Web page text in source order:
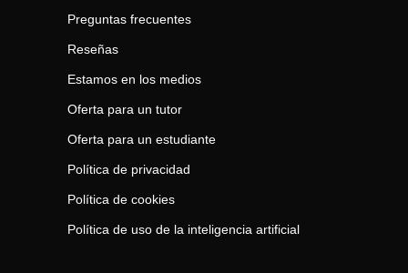
Preguntas frecuentes
Reseñas
Estamos en los medios
Oferta para un tutor
Oferta para un estudiante
Política de privacidad
Política de cookies
Política de uso de la inteligencia artificial